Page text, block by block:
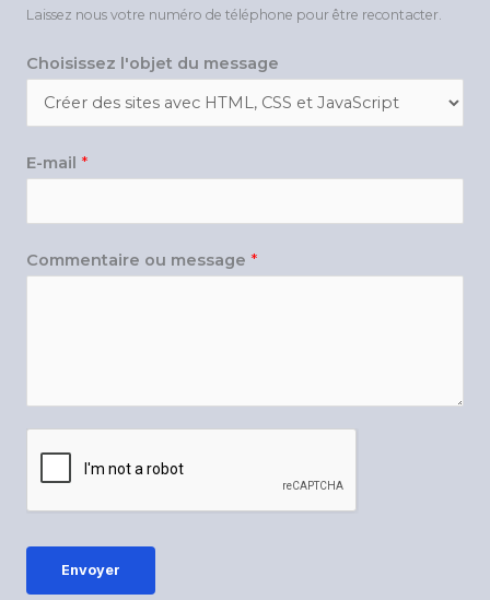
Laissez nous votre numéro de téléphone pour être recontacter.
Choisissez l'objet du message
E-mail *
Commentaire ou message *
Envoyer